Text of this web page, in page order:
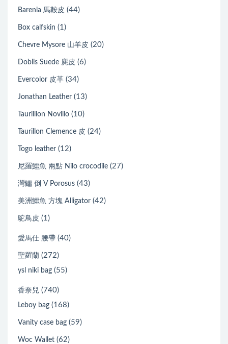
Barenia 馬鞍皮 (44)
Box calfskin (1)
Chevre Mysore 山羊皮 (20)
Doblis Suede 麂皮 (6)
Evercolor 皮革 (34)
Jonathan Leather (13)
Taurillion Novillo (10)
Taurillon Clemence 皮 (24)
Togo leather (12)
尼羅鱷魚 兩點 Nilo crocodile (27)
灣鱷 倒 V Porosus (43)
美洲鱷魚 方塊 Alligator (42)
鴕鳥皮 (1)
愛馬仕 腰帶 (40)
聖羅蘭 (272)
ysl niki bag (55)
香奈兒 (740)
Leboy bag (168)
Vanity case bag (59)
Woc Wallet (62)